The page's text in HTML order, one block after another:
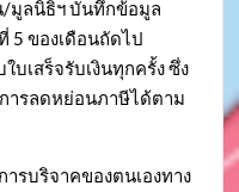
/มูลนิธิฯ บันทึกข้อมูล
5 ของเดือนถัดไป
บเสร็จรับเงินทุกครั้ง ซึ่ง
ารลดหย่อนภาษีได้ตาม
รบริจาคของตนเองทาง